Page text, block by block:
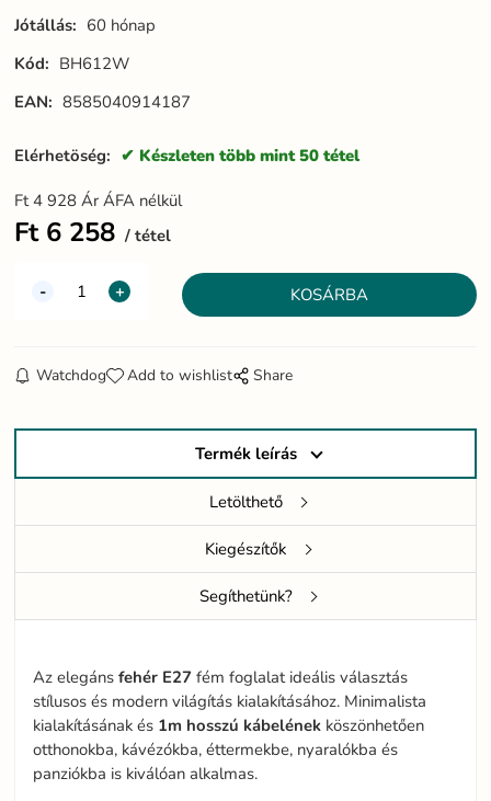
Jótállás: 60 hónap
Kód: BH612W
EAN: 8585040914187
Elérhetöség: Készleten több mint 50 tétel
Ft4 928 Ár ÁFA nélkül
Ft 6 258 tétel
Watchdog Add to wishlist Share
Termék leírás
Letölthető
Kiegészítők
Segíthetünk?
Az elegánsfehér E27 fém foglalat ideális választás
stílusos és modern világítás kialakításához. Minimalista
kialakításának és 1m hosszú kábelének köszönhetően
otthonokba, kávézókba, éttermekbe, nyaralókba és
panziókba is kiválóan alkalmas.